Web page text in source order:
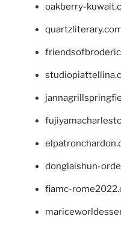
oakberry-
donglaishun-
fiamc-